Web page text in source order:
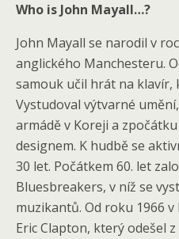
Who is John Mayall…?
John Mayall se narodil v
anglického Manchesteru.
samouk učil hrát na klavír,
Vystudoval výtvarné
armádě v Koreji a
designem. K hudbě se
30 let. Počátkem 60. let
Bluesbreakers, v níž se
muzikantů. Od roku 1966
Eric Clapton, který odešel